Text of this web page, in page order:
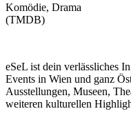
Komödie, Drama
(TMDB)
eSeL ist dein verlässliches
Events in Wien und ganz
Ausstellungen, Museen,
weiteren kulturellen